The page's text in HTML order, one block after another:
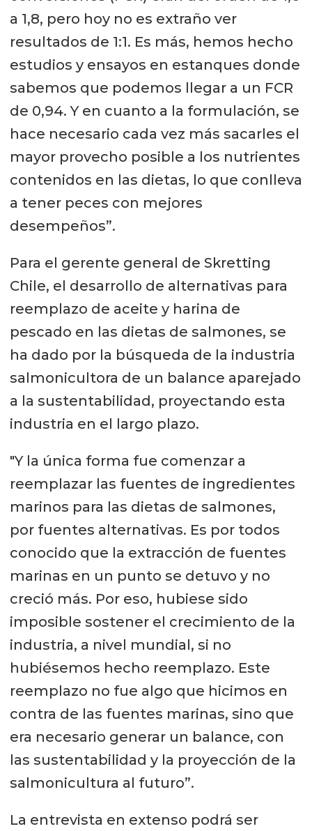
a 1,8, pero hoy no es extraño ver
resultados de 1:1. Es más, hemos hecho
estudios y ensayos en estanques donde
sabemos que podemos llegar a un FCR
de 0,94. Y en cuanto a la formulación, se
hace necesario cada vez más sacarles el
mayor provecho posible a los nutrientes
contenidos en las dietas, lo que conlleva
a tener peces con mejores
desempeños”.
Para el gerente general de Skretting
Chile, el desarrollo de alternativas para
reemplazo de aceite y harina de
pescado en las dietas de salmones, se
ha dado por la búsqueda de la industria
salmonicultora de un balance aparejado
a la sustentabilidad, proyectando esta
industria en el largo plazo.
"Y la única forma fue comenzar a
reemplazar las fuentes de ingredientes
marinos para las dietas de salmones,
por fuentes alternativas. Es por todos
conocido que la extracción de fuentes
marinas en un punto se detuvo y no
creció más. Por eso, hubiese sido
imposible sostener el crecimiento de la
industria, a nivel mundial, si no
hubiésemos hecho reemplazo. Este
reemplazo no fue algo que hicimos en
contra de las fuentes marinas, sino que
era necesario generar un balance, con
las sustentabilidad y la proyección de la
salmonicultura al futuro”.
La entrevista en extenso podrá ser